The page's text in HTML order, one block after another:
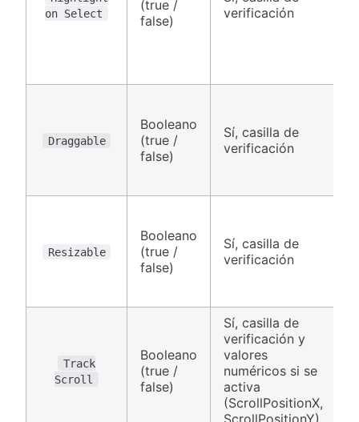
on Select
(true /
false)
verificación
Draggable
Booleano
(true /
false)
Sí, casilla de
verificación
Resizable
Booleano
(true /
false)
Sí, casilla de
verificación
Track
Scroll
Booleano
(true /
false)
Sí, casilla de
verificación y
valores
numéricos si se
activa
(ScrollPositionX,
ScrollPositionY)